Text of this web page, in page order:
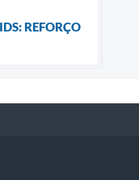
REFORÇO